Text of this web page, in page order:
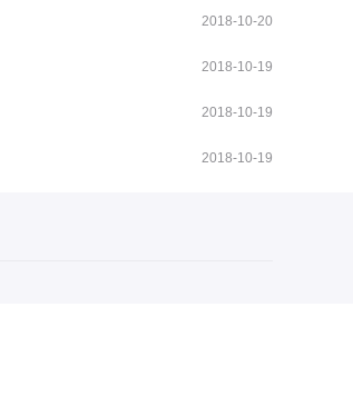
2018-10-20
2018-10-19
2018-10-19
2018-10-19